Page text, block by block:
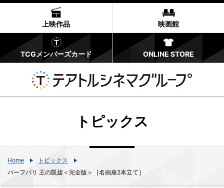
上映作品 映画館
TCGメンバーズカード ONLINE STORE
トピックス
Home
トピックス
バーフバリ 王の凱旋＜完全版＞［名画座2本立て］